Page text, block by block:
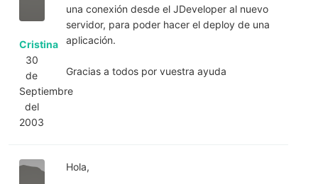
Cristina
30
de
Septiembre
del
2003
una conexión desde el JDeveloper al nuevo
servidor, para poder hacer el deploy de una
aplicación.
Gracias a todos por vuestra ayuda
Hola,